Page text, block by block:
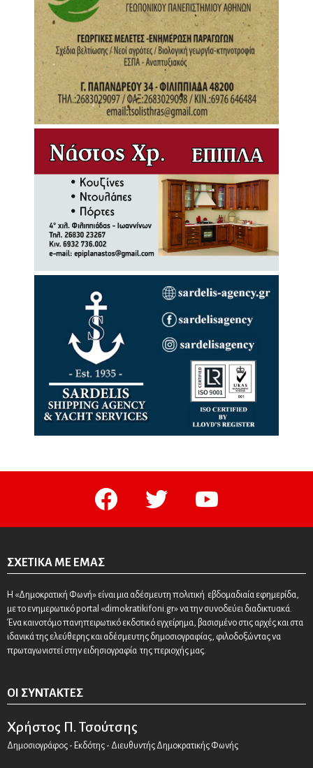
facebook twitter youtube
ΣΧΕΤΙΚΆ ΜΕ ΕΜΆΣ
Η «Δημοκρατική Φωνή» είναι μια αδέσμευτη πολιτική εβδομαδιαία εφημερίδα,
με το ενημερωτικό portal «dimokratikifoni.gr» να την συνοδεύει διαδικτυακά.
Ένα καινοτόμο πανηπειρωτικό εκδοτικό εγχείρημα, βασισμένο στις αρχές και στα
ιδανικά της ελεύθερης και αδέσμευτης δημοσιογραφίας, φιλοδοξώντας να
πρωταγωνιστεί στην ειδησιογραφία της περιοχής μας.
ΟΙ ΣΥΝΤΆΚΤΕΣ
Χρήστος Π. Τσούτσης
Δημοσιογράφος - Εκδότης - Διευθυντής Δημοκρατικής Φωνής